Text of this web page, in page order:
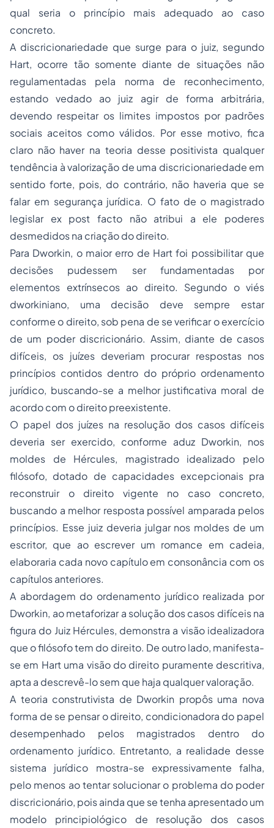
qual seria o princípio mais adequado ao caso
concreto.
A discricionariedade que surge para o juiz, segundo
Hart, ocorre tão somente diante de situações não
regulamentadas pela norma de reconhecimento,
estando vedado ao juiz agir de forma arbitrária,
devendo respeitar os limites impostos por padrões
sociais aceitos como válidos. Por esse motivo, fica
claro não haver na teoria desse positivista qualquer
tendência à valorização de uma discricionariedade em
sentido forte, pois, do contrário, não haveria que se
falar em segurança jurídica. O fato de o magistrado
legislar ex post facto não atribui a ele poderes
desmedidos na criação do direito.
Para Dworkin, o maior erro de Hart foi possibilitar que
decisões pudessem ser fundamentadas por
elementos extrínsecos ao direito. Segundo o viés
dworkiniano, uma decisão deve sempre estar
conforme o direito, sob pena de se verificar o exercício
de um poder discricionário. Assim, diante de casos
difíceis, os juízes deveriam procurar respostas nos
princípios contidos dentro do próprio ordenamento
jurídico, buscando-se a melhor justificativa moral de
acordo com o direito preexistente.
O papel dos juízes na resolução dos casos difíceis
deveria ser exercido, conforme aduz Dworkin, nos
moldes de Hércules, magistrado idealizado pelo
filósofo, dotado de capacidades excepcionais pra
reconstruir o direito vigente no caso concreto,
buscando a melhor resposta possível amparada pelos
princípios. Esse juiz deveria julgar nos moldes de um
escritor, que ao escrever um romance em cadeia,
elaboraria cada novo capítulo em consonância com os
capítulos anteriores.
A abordagem do ordenamento jurídico realizada por
Dworkin, ao metaforizar a solução dos casos difíceis na
figura do Juiz Hércules, demonstra a visão idealizadora
que o filósofo tem do direito. De outro lado, manifesta-
se em Hart uma visão do direito puramente descritiva,
apta a descrevê-lo sem que haja qualquer valoração.
A teoria construtivista de Dworkin propôs uma nova
forma de se pensar o direito, condicionadora do papel
desempenhado pelos magistrados dentro do
ordenamento jurídico. Entretanto, a realidade desse
sistema jurídico mostra-se expressivamente falha,
pelo menos ao tentar solucionar o problema do poder
discricionário, pois ainda que se tenha apresentado um
modelo principiológico de resolução dos casos